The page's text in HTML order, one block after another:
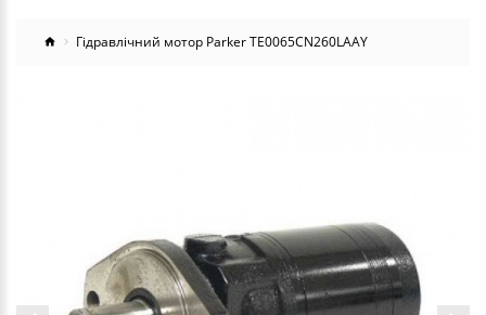
Гідравлічний мотор Parker TE0065CN260LAAY